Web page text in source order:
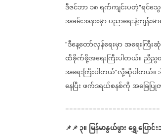
ဒီဇင်ဘာ၁၈ရက်ကျင်းပတဲ့"ရင်သွ
အခမ်းအနားမှာပညာရေးနဲ့ကျန်းမ
"ဒီနေ့တော်လှန်ရေးမှာအရေးကြီး
ထိခိုက်ဖို့အရေးကြီးပါတယ်။ ညီညွ
အရေးကြီးပါတယ်"လို့ဆိုပါတယ်။
နေပြီးဖက်ဒရယ်စနစ်ကိုအခြေ
========================
📌📌၃။ မြန်မာနွယ်ဖွားရွှေ့ပြော